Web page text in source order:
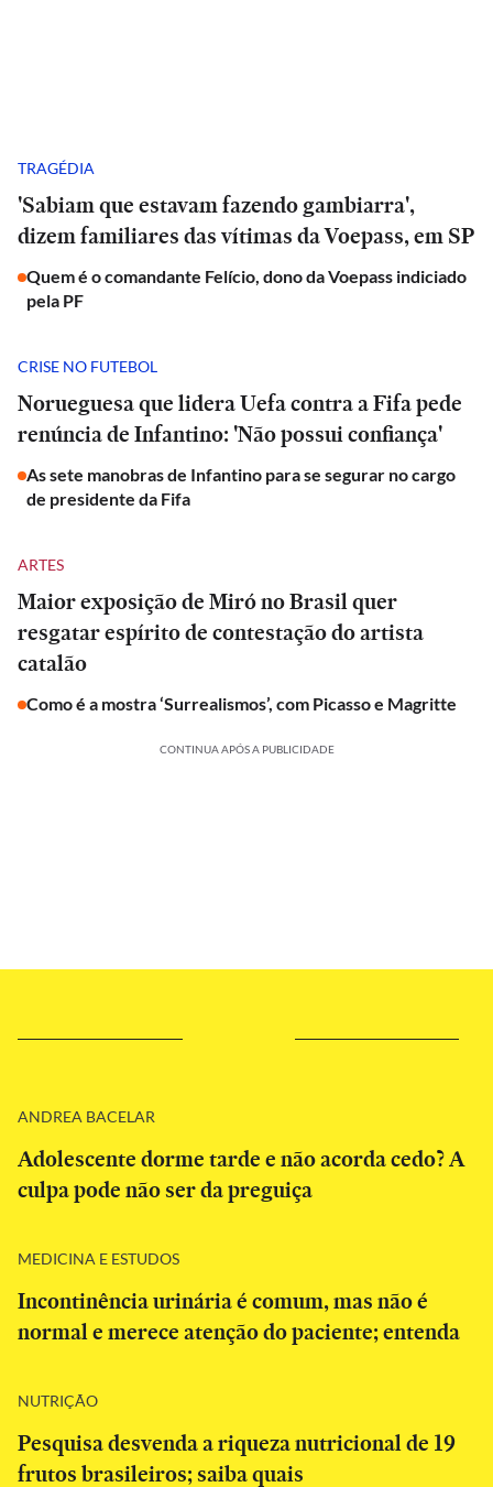
TRAGÉDIA
'Sabiam que estavam fazendo gambiarra',
dizem familiares das vítimas da Voepass, em SP
Quem é o comandante Felício, dono da Voepass indiciado
pela PF
CRISE NO FUTEBOL
Norueguesa que lidera Uefa contra a Fifa pede
renúncia de Infantino: 'Não possui confiança'
As sete manobras de Infantino para se segurar no cargo
de presidente da Fifa
ARTES
Maior exposição de Miró no Brasil quer
resgatar espírito de contestação do artista
catalão
Como é a mostra ‘Surrealismos’, com Picasso e Magritte
CONTINUA APÓS A PUBLICIDADE
ANDREA BACELAR
Adolescente dorme tarde e não acorda cedo? A
culpa pode não ser da preguiça
MEDICINA E ESTUDOS
Incontinência urinária é comum, mas não é
normal e merece atenção do paciente; entenda
NUTRIÇÃO
Pesquisa desvenda a riqueza nutricional de 19
frutos brasileiros; saiba quais